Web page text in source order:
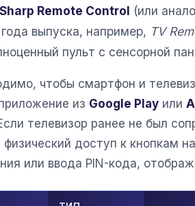
Sharp Remote Control (или
выпуска, например, TV
пульт с сенсорной
чтобы смартфон и
из Google Play или
телевизор ранее не был
доступ к кнопкам
или ввода PIN-кода,